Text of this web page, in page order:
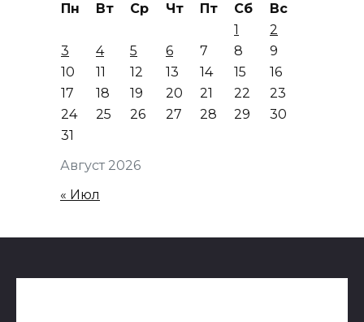
Август 2026
Пн Вт Ср Чт Пт Сб
Вс
1
2
3
4 5 6 7 8
9
10
11 12 13 14 15
16
17
18 19 20 21 22
23
24
25 26 27 28 29
30
31
« Июл